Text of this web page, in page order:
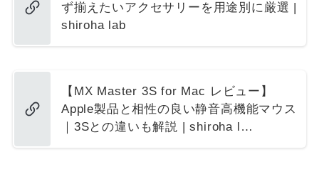
ず揃えたいアクセサリーを用途別に厳選 |
shiroha lab
【MX Master 3S for Mac レビュー】
Apple製品と相性の良い静音高機能マウス
｜3Sとの違いも解説 | shiroha l…